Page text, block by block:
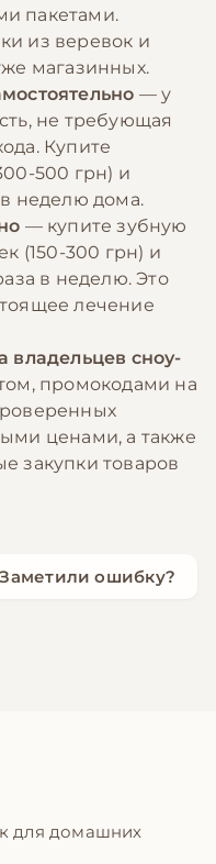
пакетами.
из веревок и
магазинных.
— у
не требующая
Купите
500 грн) и
неделю дома.
— купите зубную
(150-300 грн) и
в неделю. Это
лечение
владельцев сноу-
промокодами на
ценами, а также
закупки товаров
Заметили ошибку?
для домашних